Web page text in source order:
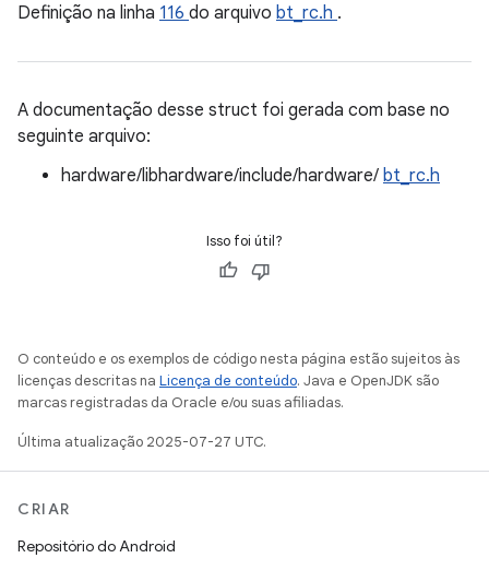
Definição na linha 116 do arquivo bt_rc.h .
A documentação desse struct foi gerada com base no
seguinte arquivo:
hardware/libhardware/include/hardware/ bt_rc.h
Isso foi útil?
O conteúdo e os exemplos de código nesta página estão sujeitos às
licenças descritas na Licença de conteúdo. Java e OpenJDK são
marcas registradas da Oracle e/ou suas afiliadas.
Última atualização 2025-07-27 UTC.
CRIAR
Repositório do Android